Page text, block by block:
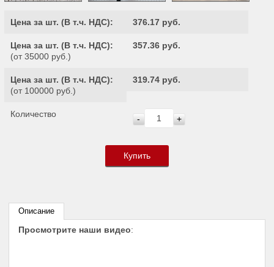
Цена за шт. (В т.ч. НДС): 376.17 руб.
Цена за шт. (В т.ч. НДС):
(от 35000 руб.)
357.36 руб.
Цена за шт. (В т.ч. НДС):
(от 100000 руб.)
319.74 руб.
Количество - +
Купить
Описание
Просмотрите наши видео: